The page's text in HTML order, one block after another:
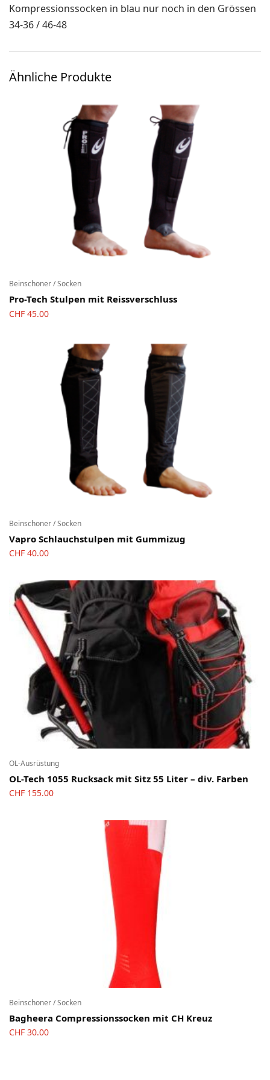
Kompressionssocken in blau nur noch in den Grössen
34-36 / 46-48
Ähnliche Produkte
Beinschoner / Socken
Pro-Tech Stulpen mit Reissverschluss
CHF 45.00
Beinschoner / Socken
Vapro Schlauchstulpen mit Gummizug
CHF 40.00
OL-Ausrüstung
OL-Tech 1055 Rucksack mit Sitz 55 Liter – div. Farben
CHF 155.00
Beinschoner / Socken
Bagheera Compressionssocken mit CH Kreuz
CHF 30.00
Ski-OL / Bike-OL
Vereinsmaterial